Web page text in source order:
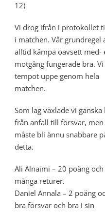
12)
Vi drog ifrån i protokollet
i matchen. Vår grundregel
alltid kämpa oavsett med-
motgång fungerade bra.
tempot uppe genom hela
matchen.
Som lag växlade vi ganska
från anfall till försvar, men
måste bli ännu snabbare
detta.
Ali Alnaimi – 20 poäng och
många returer.
Daniel Annala – 2 poäng
bra försvar och bra i sin